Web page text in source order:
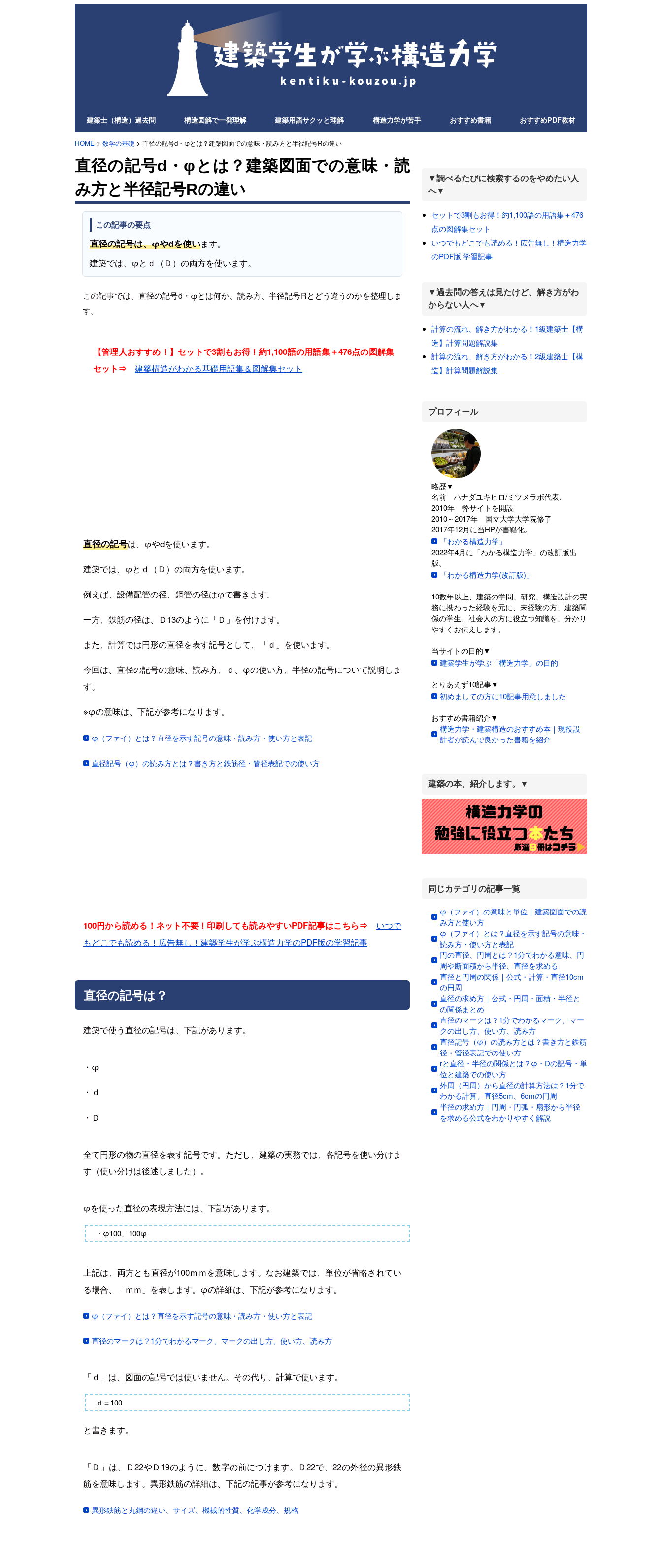
建築士（構造）過去問 構造図解で一発理解 建築用語サクッと理解 構造力学が苦手 おすすめ書籍 おすすめPDF教材
HOME > 数学の基礎 > 直径の記号d・φとは？建築図面での意味・読み方と半径記号Rの違い
直径の記号d・φとは？建築図面での意味・読
み方と半径記号Rの違い
この記事の要点
直径の記号は、φやdを使います。
建築では、φとｄ（Ｄ）の両方を使います。
この記事では、 直径の記号d・φとは何か、読み方、半径記号Rとどう違うのかを整理しま
す。
【管理人おすすめ！】セットで3割もお得！約1,100語の用語集＋476点の図解集
セット⇒ 建築構造がわかる基礎用語集＆図解集セット
直径の記号は、φやdを使います。
建築では、φとｄ（Ｄ）の両方を使います。
例えば、設備配管の径、鋼管の径はφで書きます。
一方、鉄筋の径は、Ｄ13のように「Ｄ」を付けます。
また、計算では円形の直径を表す記号として、「ｄ」を使います。
今回は、直径の記号の意味、読み方、ｄ、φの使い方、半径の記号について説明しま
す。
※φの意味は、下記が参考になります。
φ（ファイ）とは？直径を示す記号の意味・読み方・使い方と表記
直径記号（φ）の読み方とは？書き方と鉄筋径・管径表記での使い方
100円から読める！ネット不要！印刷しても読みやすいPDF記事はこちら⇒ いつで
もどこでも読める！広告無し！建築学生が学ぶ構造力学のPDF版の学習記事
直径の記号は？
建築で使う直径の記号は、下記があります。
・φ
・ｄ
・Ｄ
全て円形の物の直径を表す記号です。ただし、建築の実務では、各記号を使い分けま
す（使い分けは後述しました）。
φを使った直径の表現方法には、下記があります。
・φ100、100φ
上記は、両方とも直径が100ｍｍを意味します。なお建築では、単位が省略されてい
る場合、「ｍｍ」を表します。φの詳細は、下記が参考になります。
φ（ファイ）とは？直径を示す記号の意味・読み方・使い方と表記
直径のマークは？1分でわかるマーク、マークの出し方、使い方、読み方
「ｄ」は、図面の記号では使いません。その代り、計算で使います。
ｄ＝100
と書きます。
「Ｄ」は、Ｄ22やＤ19のように、数字の前につけます。Ｄ22で、22の外径の異形鉄
筋を意味します。異形鉄筋の詳細は、下記の記事が参考になります。
異形鉄筋と丸鋼の違い、サイズ、機械的性質、化学成分、規格
▼調べるたびに検索するのをやめたい人
へ▼
セットで3割もお得！約1,100語の用語集＋476
点の図解集セット
いつでもどこでも読める！広告無し！構造力学
のPDF版 学習記事
▼過去問の答えは見たけど、解き方がわ
からない人へ▼
計算の流れ、解き方がわかる！1級建築士【構
造】計算問題解説集
計算の流れ、解き方がわかる！2級建築士【構
造】計算問題解説集
プロフィール
略歴▼
名前 ハナダユキヒロ/ミツメラボ代表.
2010年 弊サイトを開設
2010～2017年 国立大学大学院修了
2017年12月に当HPが書籍化。
「わかる構造力学」
2022年4月に「わかる構造力学」の改訂版出
版。
「わかる構造力学(改訂版)」
10数年以上、建築の学問、研究、構造設計の実
務に携わった経験を元に、未経験の方、建築関
係の学生、社会人の方に役立つ知識を、分かり
やすくお伝えします。
当サイトの目的▼
建築学生が学ぶ「構造力学」の目的
とりあえず10記事▼
初めましての方に10記事用意しました
おすすめ書籍紹介▼
構造力学・建築構造のおすすめ本｜現役設
計者が読んで良かった書籍を紹介
建築の本、紹介します。▼
同じカテゴリの記事一覧
φ（ファイ）の意味と単位｜建築図面での読
み方と使い方
φ（ファイ）とは？直径を示す記号の意味・
読み方・使い方と表記
円の直径、円周とは？1分でわかる意味、円
周や断面積から半径、直径を求める
直径と円周の関係｜公式・計算・直径10cm
の円周
直径の求め方｜公式・円周・面積・半径と
の関係まとめ
直径のマークは？1分でわかるマーク、マー
クの出し方、使い方、読み方
直径記号（φ）の読み方とは？書き方と鉄筋
径・管径表記での使い方
rと直径・半径の関係とは？φ・Dの記号・単
位と建築での使い方
外周（円周）から直径の計算方法は？1分で
わかる計算、直径5cm、6cmの円周
半径の求め方｜円周・円弧・扇形から半径
を求める公式をわかりやすく解説